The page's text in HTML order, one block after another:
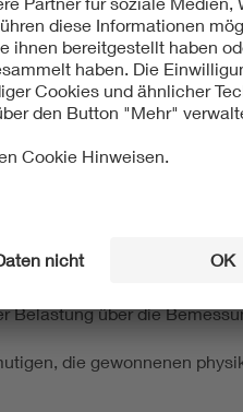
ökologischen
was aus der Perspektive
einen großen Vorteil
ausgeglichen werden.
die Autorin und Autoren
offline. Ziele sind
der Höherauslastung,
werden.
über die
die gewonnenen